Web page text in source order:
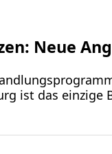
Neue
ist das einzige